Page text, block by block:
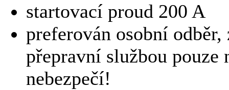
startovací proud 200 A
preferován osobní odběr,
přepravní službou pouze
nebezpečí!